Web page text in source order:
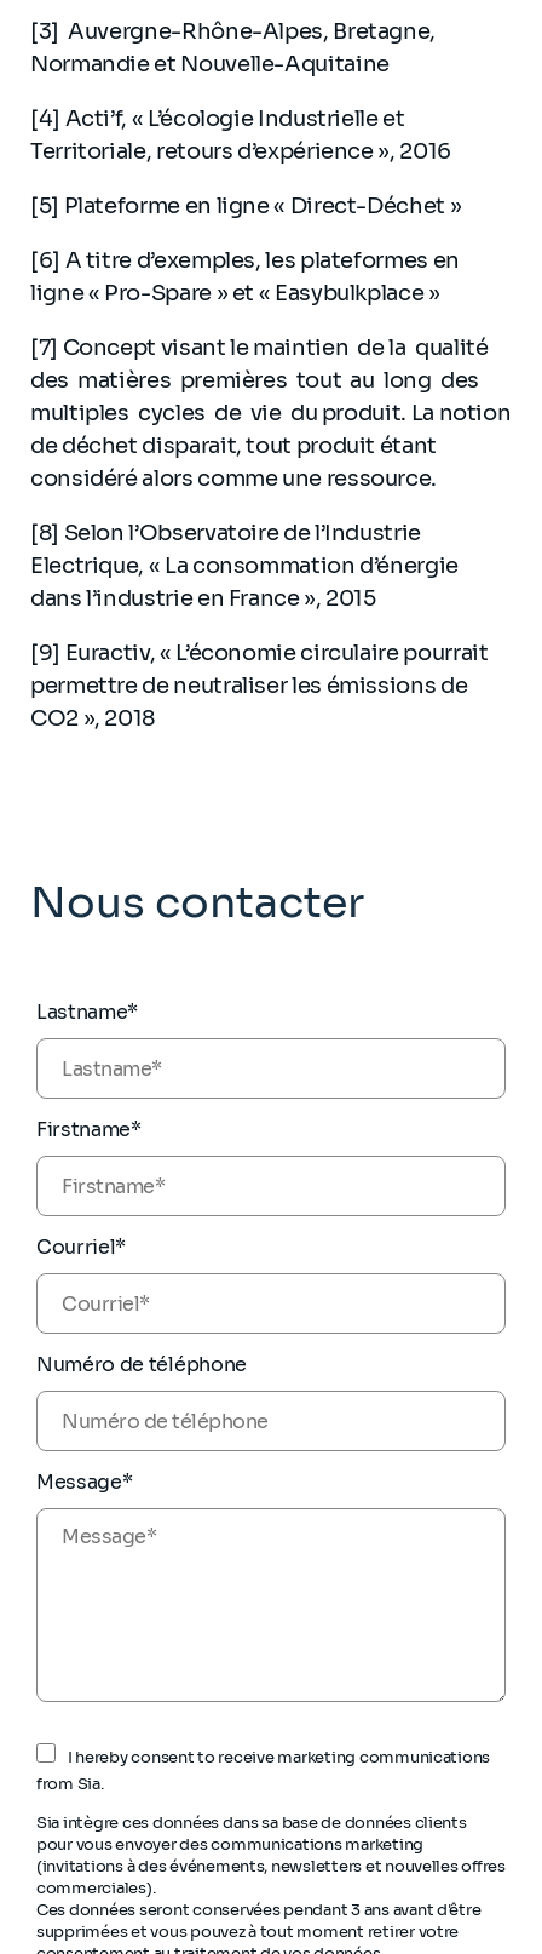
[3] Auvergne-Rhône-Alpes, Bretagne,
Normandie et Nouvelle-Aquitaine
[4] Acti’f, « L’écologie Industrielle et
Territoriale, retours d’expérience », 2016
[5] Plateforme en ligne « Direct-Déchet »
[6] A titre d’exemples, les plateformes en
ligne « Pro-Spare » et « Easybulkplace »
[7] Concept visant le maintien de la qualité
des matières premières tout au long des
multiples cycles de vie du produit. La notion
de déchet disparait, tout produit étant
considéré alors comme une ressource.
[8] Selon l’Observatoire de l’Industrie
Electrique, « La consommation d’énergie
dans l’industrie en France », 2015
[9] Euractiv, « L’économie circulaire pourrait
permettre de neutraliser les émissions de
CO2 », 2018
Nous contacter
Lastname*
Firstname*
Courriel*
Numéro de téléphone
Message*
I hereby consent to receive marketing communications
from Sia.
Sia intègre ces données dans sa base de données clients
pour vous envoyer des communications marketing
(invitations à des événements, newsletters et nouvelles offres
commerciales).
Ces données seront conservées pendant 3 ans avant d'être
supprimées et vous pouvez à tout moment retirer votre